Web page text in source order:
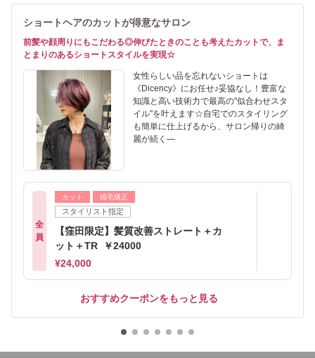
ショートヘアのカットが得意なサロン
前髪や顔周りにもこだわる◎伸びたときのことも考えたカットで、ま
とまりのあるショートスタイルを実現☆
女性らしい品を忘れないショートは
《Dicency》にお任せ♪妥協なし！豊富な
知識と高い技術力で最高の"似合わせスタ
イル"を叶えます☆自宅でのスタイリング
も簡単に仕上げるから、サロン帰りの綺
麗が続く―
全
員
カット 縮毛矯正
スタイリスト指定
【窪田限定】髪質改善ストレート＋カ
ット＋TR ￥24000
¥24,000
おすすめクーポンをもっと見る